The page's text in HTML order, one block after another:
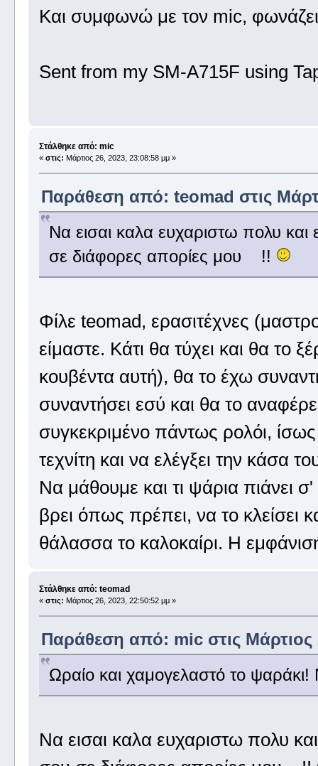
Και συμφωνώ με τον mic,
Sent from my SM-A715F using
Στάλθηκε από: mic
« στις: Μάρτιος 26, 2023, 23:08:58 μμ »
Παράθεση από: teomad στις
Nα εισαι καλα ευχαριστω πολυ
σε διάφορες απορίες μου !!
Φίλε teomad, ερασιτέχνες
είμαστε. Κάτι θα τύχει και θα το
κουβέντα αυτή), θα το έχω
συναντήσει εσύ και θα το
συγκεκριμένο πάντως ρολόι,
τεχνίτη και να ελέγξει την κάσα
Να μάθουμε και τι ψάρια πιάνει
βρει όπως πρέπει, να το κλείσει
θάλασσα το καλοκαίρι. Η
Στάλθηκε από: teomad
« στις: Μάρτιος 26, 2023, 22:50:52 μμ »
Παράθεση από: mic στις Μάρτιος
Ωραίο και χαμογελαστό το
Nα εισαι καλα ευχαριστω πολυ